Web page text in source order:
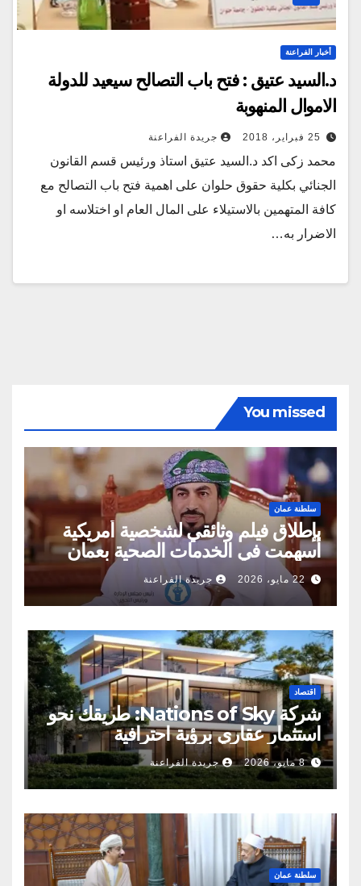
أخبار الفراعنة
د.السيد عتيق : فتح باب التصالح سيعيد للدولة
الاموال المنهوبة
25 فبراير، 2018 جريدة الفراعنة
محمد زكى اكد د.السيد عتيق استاذ ورئيس قسم القانون
الجنائي بكلية حقوق حلوان على اهمية فتح باب التصالح مع
كافة المتهمين بالاستيلاء على المال العام او اختلاسه او
الاضرار به…
You missed
سلطنة عمان
بإطلاق فيلم وثائقي لشخصية أمريكية
أسهمت في الخدمات الصحية بعمان
22 مايو، 2026 جريدة الفراعنة
اقتصاد
شركة Nations of Sky: طريقك نحو
استثمار عقاري برؤية احترافية
8 مايو، 2026 جريدة الفراعنة
سلطنة عمان